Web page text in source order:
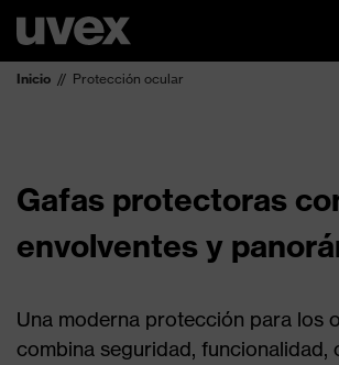
Inicio Protección ocular
Gafas protectoras
envolventes y
Una moderna protección para los
combina seguridad, funcionalidad,